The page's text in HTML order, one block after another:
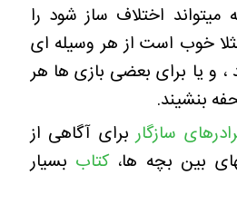
اختلاف ساز شود را
خوب است از هر وسیله ای
، و یا برای بعضی بازی ها هر
بنشیند.
سازگاربرای آگاهی از
بین بچه ها،کتاب بسیار